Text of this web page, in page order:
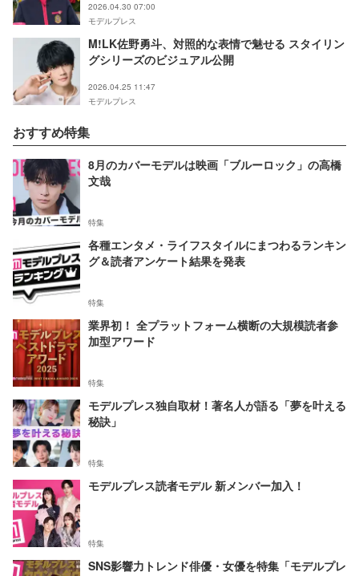
2026.04.30 07:00
モデルプレス
M!LK佐野勇斗、対照的な表情で魅せる スタイリン
グシリーズのビジュアル公開
2026.04.25 11:47
モデルプレス
おすすめ特集
8月のカバーモデルは映画「ブルーロック」の高橋
文哉
特集
各種エンタメ・ライフスタイルにまつわるランキン
グ＆読者アンケート結果を発表
特集
業界初！ 全プラットフォーム横断の大規模読者参
加型アワード
特集
モデルプレス独自取材！著名人が語る「夢を叶える
秘訣」
特集
モデルプレス読者モデル 新メンバー加入！
特集
SNS影響力トレンド俳優・女優を特集「モデルプレ